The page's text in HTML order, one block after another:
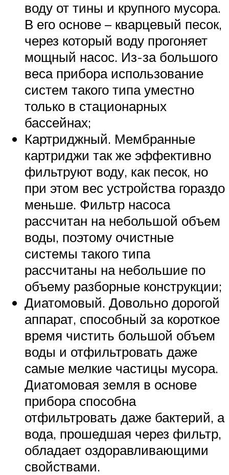
воду от тины и крупного мусора.
В его основе – кварцевый песок,
через который воду прогоняет
мощный насос. Из-за большого
веса прибора использование
систем такого типа уместно
только в стационарных
бассейнах;
Картриджный. Мембранные
картриджи так же эффективно
фильтруют воду, как песок, но
при этом вес устройства гораздо
меньше. Фильтр насоса
рассчитан на небольшой объем
воды, поэтому очистные
системы такого типа
рассчитаны на небольшие по
объему разборные конструкции;
Диатомовый. Довольно дорогой
аппарат, способный за короткое
время чистить большой объем
воды и отфильтровать даже
самые мелкие частицы мусора.
Диатомовая земля в основе
прибора способна
отфильтровать даже бактерий, а
вода, прошедшая через фильтр,
обладает оздоравливающими
свойствами.